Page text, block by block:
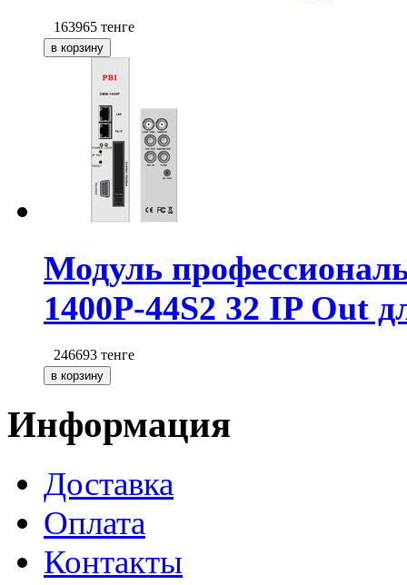
163965 тенге
Модуль
1400P-44S2 32 IP Out
246693 тенге
Информация
Доставка
Оплата
Контакты